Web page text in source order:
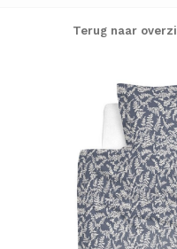
Terug naar